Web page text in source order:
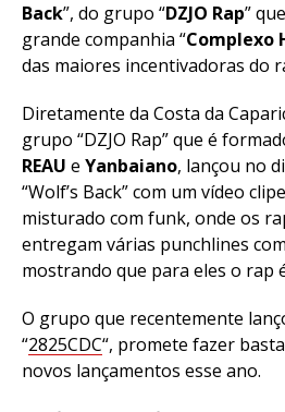
Back”, do grupo “DZJO Rap”
grande companhia “Complexo
das maiores incentivadoras do
Diretamente da Costa da
grupo “DZJO Rap” que é
REAU e Yanbaiano, lançou no
“Wolf’s Back” com um vídeo
misturado com funk, onde os
entregam várias punchlines
mostrando que para eles o rap
O grupo que recentemente
“2825CDC“, promete fazer
novos lançamentos esse ano.